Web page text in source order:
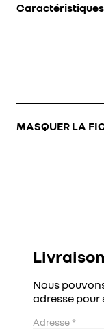
MASQUER LA
Caractéristiques
Nous
adresse pour
Adresse*